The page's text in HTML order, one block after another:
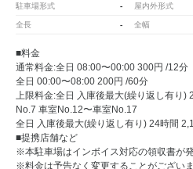
駐車場形式 - 屋内外形式
全長 - 全幅
■料金
通常料金:全日 08:00〜00:00 300円 /12分
全日 00:00〜08:00 200円 /60分
上限料金:全日 入庫後最大(繰り返し有り)
No.7 車室No.12〜車室No.17
全日 入庫後最大(繰り返し有り) 24時間
■提携店舗など
※本駐車場はインボイス対応の領収書が発
※料金は予告なく変更することがござい